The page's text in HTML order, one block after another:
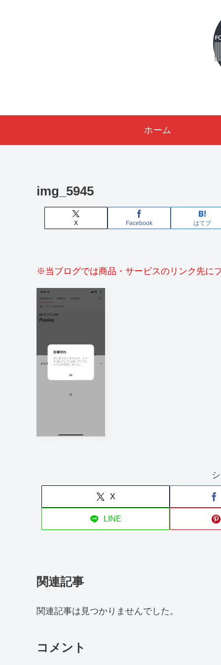
ホーム
img_5945
X Facebook はてブ
※当ブログでは商品・サービスのリンク先に
X
LINE
関連記事
関連記事は見つかりませんでした。
コメント